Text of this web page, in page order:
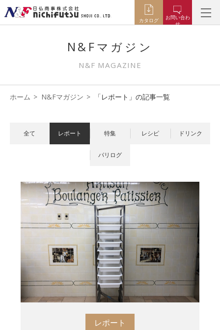
カタログ
お問い合わ
せ
N&Fマガジン
N&F MAGAZINE
ホーム N&Fマガジン 「レポート」の記事一覧
全て レポート 特集 レシピ ドリンク
パリログ
レポート